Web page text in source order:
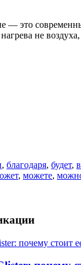
— это
не
, благодаря, будет,
, можете,